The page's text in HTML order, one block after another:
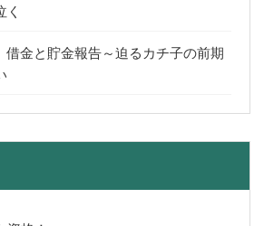
く
金と貯金報告～迫るカチ子の前期